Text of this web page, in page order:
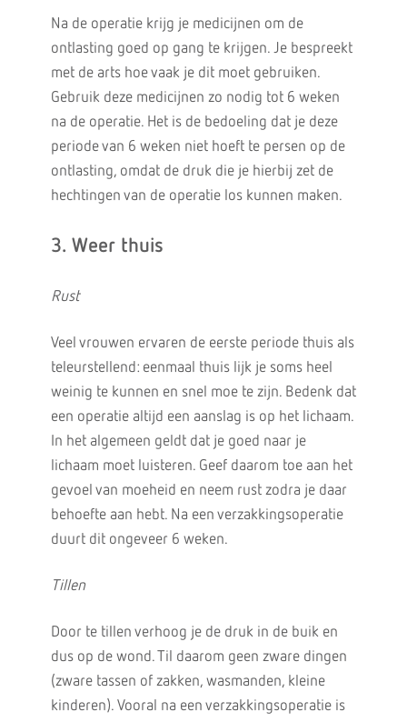
Na de operatie krijg je medicijnen om de
ontlasting goed op gang te krijgen. Je bespreekt
met de arts hoe vaak je dit moet gebruiken.
Gebruik deze medicijnen zo nodig tot 6 weken
na de operatie. Het is de bedoeling dat je deze
periode van 6 weken niet hoeft te persen op de
ontlasting, omdat de druk die je hierbij zet de
hechtingen van de operatie los kunnen maken.
3. Weer thuis
Rust
Veel vrouwen ervaren de eerste periode thuis als
teleurstellend: eenmaal thuis lijk je soms heel
weinig te kunnen en snel moe te zijn. Bedenk dat
een operatie altijd een aanslag is op het lichaam.
In het algemeen geldt dat je goed naar je
lichaam moet luisteren. Geef daarom toe aan het
gevoel van moeheid en neem rust zodra je daar
behoefte aan hebt. Na een verzakkingsoperatie
duurt dit ongeveer 6 weken.
Tillen
Door te tillen verhoog je de druk in de buik en
dus op de wond. Til daarom geen zware dingen
(zware tassen of zakken, wasmanden, kleine
kinderen). Vooral na een verzakkingsoperatie is